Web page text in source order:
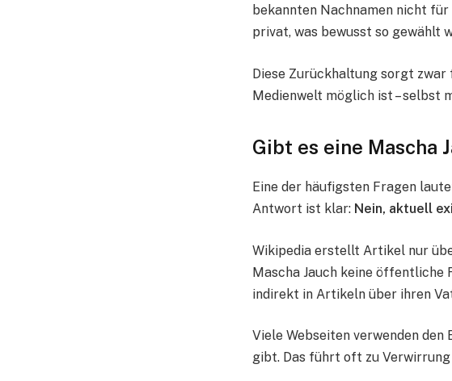
bekannten Nachnamen nicht
privat, was bewusst so gewählt
Diese Zurückhaltung sorgt zwar
Medienwelt möglich ist – selbst
Gibt es eine Mascha
Eine der häufigsten Fragen
Antwort ist klar: Nein, aktuell
Wikipedia erstellt Artikel nur
Mascha Jauch keine öffentliche
indirekt in Artikeln über ihren
Viele Webseiten verwenden den
gibt. Das führt oft zu